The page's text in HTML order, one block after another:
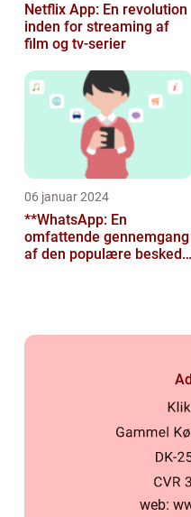
Netflix App: En revolution
inden for streaming af
film og tv-serier
06 januar 2024
**WhatsApp: En
omfattende gennemgang
af den populære besked-
web: